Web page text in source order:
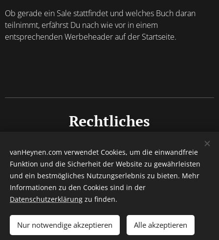
Ob gerade ein Sale stattfindet und welches Buch daran
teilnimmt, erfährst Du nach wie vor in einem
entsprechenden Werbeheader auf der Startseite.
Rechtliches
Datenschutz
Barrierefreiheitserklärung
vorbehalten.
vanHeynen.com verwendet Cookies, um die einwandfreie
Funktion und die Sicherheit der Website zu gewährleisten
und ein bestmögliches Nutzungserlebnis zu bieten. Mehr
Informationen zu den Cookies sind in der
Datenschutzerklärung zu finden.
Nur notwendige akzeptieren Alle akzeptieren